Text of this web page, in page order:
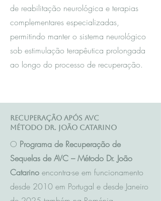
de reabilitação neurológica e terapias
complementares especializadas,
permitindo manter o sistema neurológico
sob estimulação terapêutica prolongada
ao longo do processo de recuperação.
Recuperação após AVC
Método Dr. João Catarino
O Programa de Recuperação de
Sequelas de AVC – Método Dr. João
Catarino encontra-se em funcionamento
desde 2010 em Portugal e desde Janeiro